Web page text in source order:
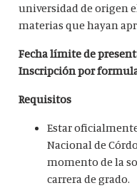
universidad de origen
materias que hayan
Fecha límite de
Inscripción por
Requisitos
Estar
Nacional de
momento de la
carrera de grado.